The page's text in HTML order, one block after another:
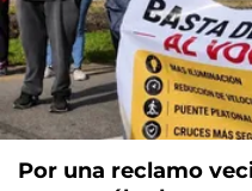
Por una reclamo